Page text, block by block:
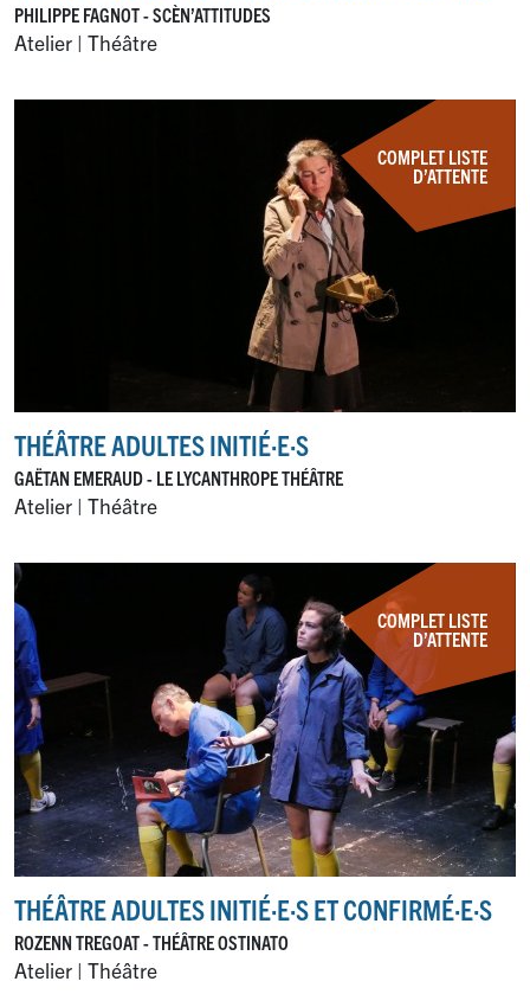
PHILIPPE FAGNOT - SCÈN’ATTITUDES
Atelier | Théâtre
COMPLET LISTE
D’ATTENTE
THÉÂTRE ADULTES INITIÉ·E·S
GAËTAN EMERAUD - LE LYCANTHROPE THÉÂTRE
Atelier | Théâtre
COMPLET LISTE
D’ATTENTE
THÉÂTRE ADULTES INITIÉ·E·S ET CONFIRMÉ·E·S
ROZENN TREGOAT - THÉÂTRE OSTINATO
Atelier | Théâtre